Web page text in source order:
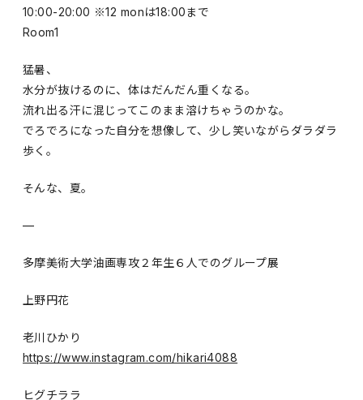
10:00-20:00 ※12 monは18:00まで
Room1
猛暑、
水分が抜けるのに、体はだんだん重くなる。
流れ出る汗に混じってこのまま溶けちゃうのかな。
でろでろになった自分を想像して、少し笑いながらダラダラ
歩く。
そんな、夏。
—
多摩美術大学油画専攻２年生６人でのグループ展
上野円花
老川ひかり
https://www.instagram.com/hikari4088
ヒグチララ